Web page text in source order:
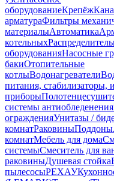
оборудованиеКрепёж
арматураФильтры
материалыАвтоматика
котельных
оборудованияНасосные
бакиОтопительные
котлыВодонагреватели
питания, стабилизаторы,
приборы
системы антиобледенения
огражденияУнитазы /
комнатРаковиныПоддоны
комнатМебель для дома
системыСмеситель для
раковиныДушевая стойка
пылесосыРЕХАУ